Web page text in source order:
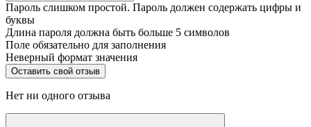
Пароль слишком простой. Пароль должен содержать цифры и
буквы
Длина пароля должна быть больше 5 символов
Поле обязательно для заполнения
Неверный формат значения
Нет ни одного отзыва